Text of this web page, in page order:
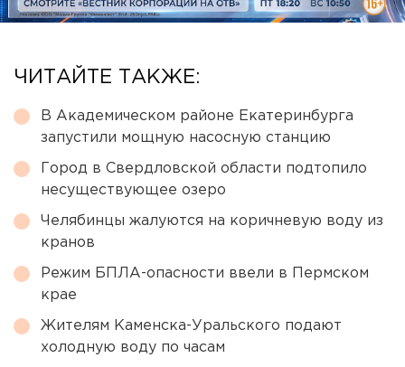
ЧИТАЙТЕ ТАКЖЕ:
В Академическом районе Екатеринбурга
запустили мощную насосную станцию
Город в Свердловской области подтопило
несуществующее озеро
Челябинцы жалуются на коричневую воду из
кранов
Режим БПЛА-опасности ввели в Пермском
крае
Жителям Каменска-Уральского подают
холодную воду по часам